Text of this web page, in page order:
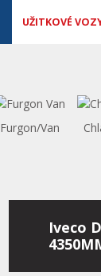
UŽITKOVÉ
Furgon/Van
Iveco